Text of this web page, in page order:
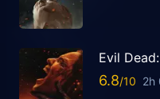
Evil
6.8 2h